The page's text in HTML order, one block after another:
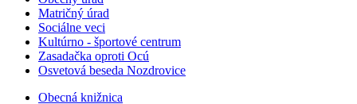
Matričný úrad
Sociálne veci
Kultúrno - športové centrum
Zasadačka oproti Ocú
Osvetová beseda Nozdrovice
Obecná knižnica